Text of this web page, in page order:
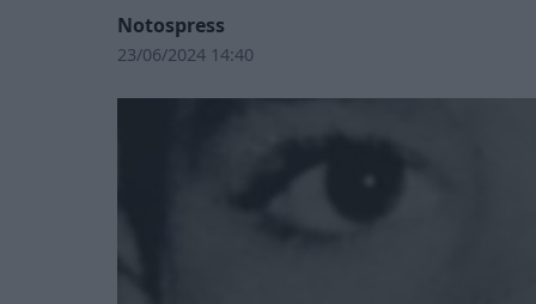
Notospress
23/06/2024 14:40